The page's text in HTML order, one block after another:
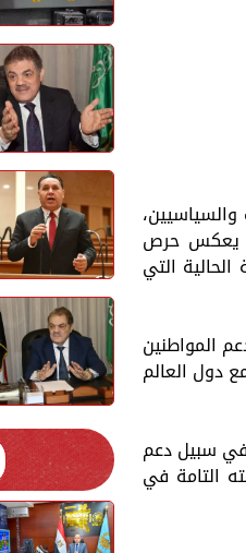
التموين، يعكس حرص
التي
المواطنين
دول العالم
في سبيل دعم
التامة في